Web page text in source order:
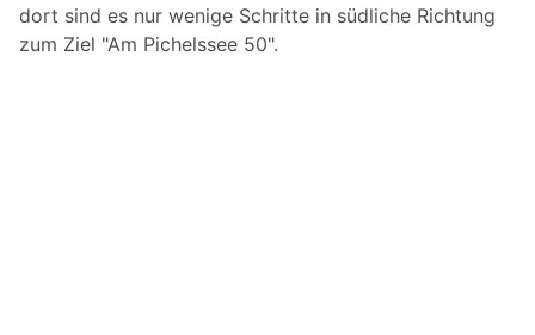
dort sind es nur wenige Schritte in südliche Richtung
zum Ziel "Am Pichelssee 50".